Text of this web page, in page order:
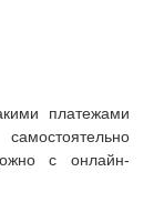
платежами
с онлайн-